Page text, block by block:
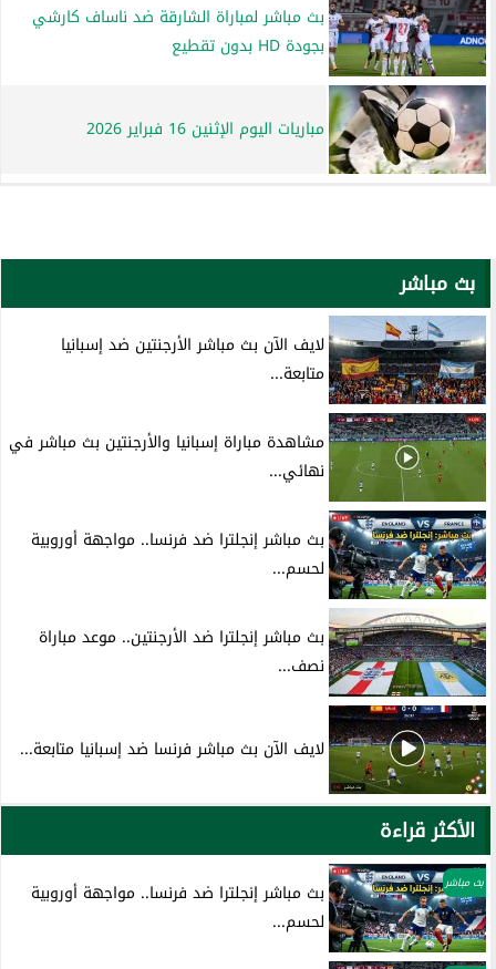
بث مباشر لمباراة الشارقة ضد ناساف كارشي
بجودة HD بدون تقطيع
مباريات اليوم الإثنين 16 فبراير 2026
بث مباشر
لايف الآن بث مباشر الأرجنتين ضد إسبانيا
متابعة...
مشاهدة مباراة إسبانيا والأرجنتين بث مباشر في
نهائي...
بث مباشر إنجلترا ضد فرنسا.. مواجهة أوروبية
لحسم...
بث مباشر إنجلترا ضد الأرجنتين.. موعد مباراة
نصف...
لايف الآن بث مباشر فرنسا ضد إسبانيا متابعة...
الأكثر قراءة
بث مباشر
بث مباشر إنجلترا ضد فرنسا.. مواجهة أوروبية
لحسم...